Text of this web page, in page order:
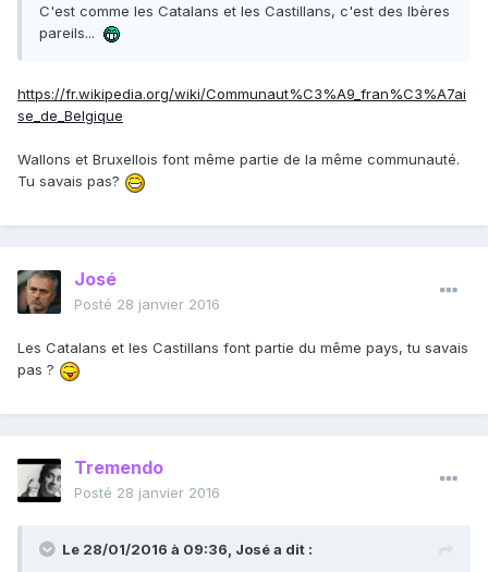
C'est comme les Catalans et les Castillans, c'est des Ibères
pareils...
https://fr.wikipedia.org/wiki/Communaut%C3%A9_fran%C3%A7ai
se_de_Belgique
Wallons et Bruxellois font même partie de la même communauté.
Tu savais pas?
José
Posté 28 janvier 2016
Les Catalans et les Castillans font partie du même pays, tu savais
pas ?
Tremendo
Posté 28 janvier 2016
Le 28/01/2016 à 09:36, José a dit :